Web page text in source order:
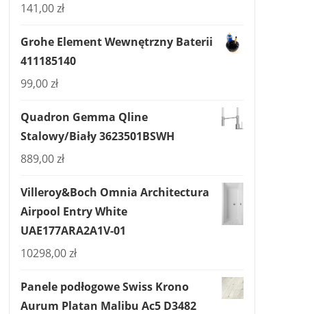
141,00zł
Grohe Element Wewnętrzny Baterii
411185140
99,00zł
Quadron Gemma Qline
Stalowy/Biały 3623501BSWH
889,00zł
Villeroy&Boch Omnia Architectura
Airpool Entry White
UAE177ARA2A1V-01
10298,00zł
Panele podłogowe Swiss Krono
Aurum Platan Malibu Ac5 D3482